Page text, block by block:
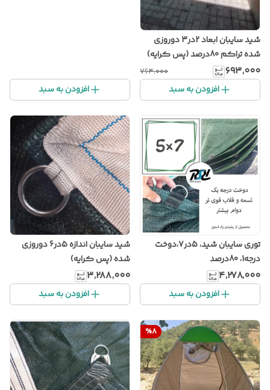
شید سایبان ابعاد 2در3 دوروزی
شده تراکم 80درصد (پس کرایه)
۶۹۳٬۰۰۰ ۷۶۴٬۰۰۰
افزودن به سبد افزودن به سبد
توری سایبان شید، 5در7،دوخت
درجه1، 80درصد
۴٬۲۷۸٬۰۰۰
افزودن به سبد
شید سایبان اندازه 5در6 دوروزی
شده (پس کرایه)
۳٬۲۸۸٬۰۰۰
افزودن به سبد
%8